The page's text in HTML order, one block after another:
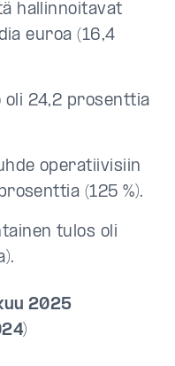
hallinnoitavat
euroa (16,4
oli 24,2 prosenttia
operatiivisiin
(125 %).
tulos oli
2025